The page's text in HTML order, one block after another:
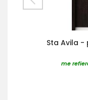
Sta Avila
me